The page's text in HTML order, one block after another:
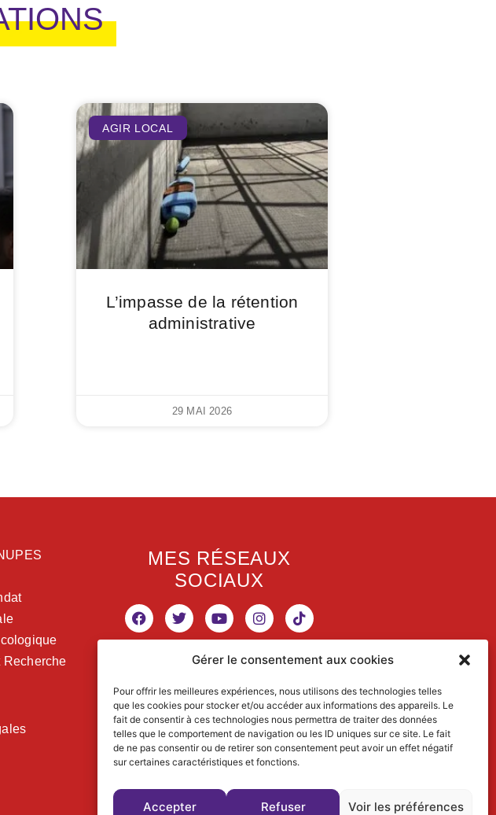
Gérer le consentement aux cookies
Pour offrir les meilleures expériences, nous utilisons des technologies telles
que les cookies pour stocker et/ou accéder aux informations des appareils. Le
fait de consentir à ces technologies nous permettra de traiter des données
telles que le comportement de navigation ou les ID uniques sur ce site. Le fait
de ne pas consentir ou de retirer son consentement peut avoir un effet négatif
sur certaines caractéristiques et fonctions.
Accepter Refuser Voir les préférences
AGIR LOCAL
L’impasse de la rétention
administrative
29 MAI 2026
Recherche
MES RÉSEAUX
SOCIAUX
RETROUVEZ MES
ACTIVITÉS
SCIENTIFIQUES
www.dialectical-ecologist.fr